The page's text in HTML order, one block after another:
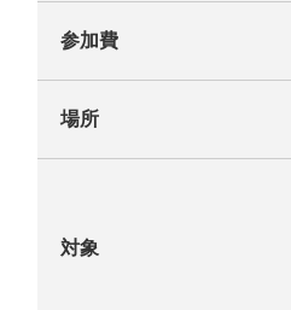
参加費
場所
対象